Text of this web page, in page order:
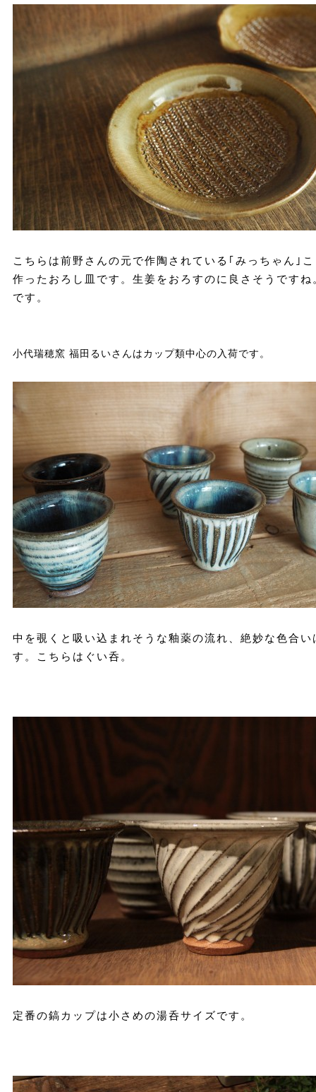
こちらは前野さんの元で作陶されている｢みっちゃん｣
作ったおろし皿です。生姜をおろすのに良さそうです
です。
小代瑞穂窯 福田るいさんはカップ類中心の入荷です。
中を覗くと吸い込まれそうな釉薬の流れ、絶妙な色合
す。こちらはぐい呑。
定番の鎬カップは小さめの湯呑サイズです。